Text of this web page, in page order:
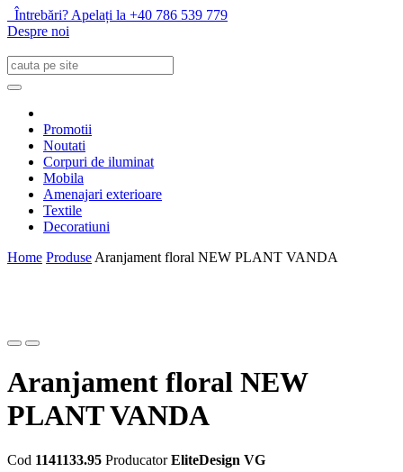
Întrebări? Apelați la +40 786 539 779
Despre noi
Promotii
Noutati
Corpuri de iluminat
Mobila
Amenajari exterioare
Textile
Decoratiuni
Home Produse Aranjament floral NEW PLANT VANDA
Aranjament floral NEW
PLANT VANDA
Cod 1141133.95 Producator EliteDesign VG